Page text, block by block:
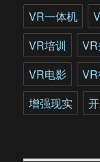
VR一体机
VR培训
VR电影
增强现实